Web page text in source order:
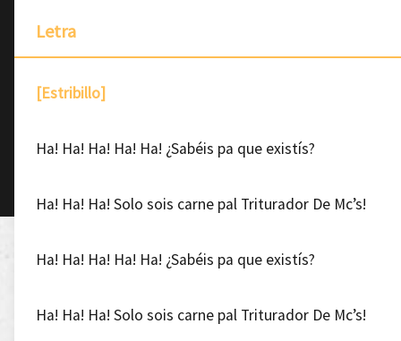
Letra
[Estribillo]
Ha! Ha! Ha! Ha! Ha! ¿Sabéis pa que existís?
Ha! Ha! Ha! Solo sois carne pal Triturador De Mc’s!
Ha! Ha! Ha! Ha! Ha! ¿Sabéis pa que existís?
Ha! Ha! Ha! Solo sois carne pal Triturador De Mc’s!